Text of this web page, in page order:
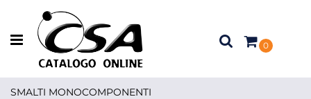
Open menu
0
SMALTI MONOCOMPONENTI